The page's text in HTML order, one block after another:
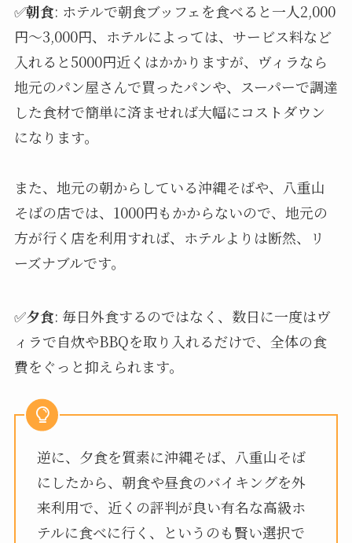
✅朝食: ホテルで朝食ブッフェを食べると一人2,000
円～3,000円、ホテルによっては、サービス料など
入れると5000円近くはかかりますが、ヴィラなら
地元のパン屋さんで買ったパンや、スーパーで調達
した食材で簡単に済ませれば大幅にコストダウン
になります。
また、地元の朝からしている沖縄そばや、八重山
そばの店では、1000円もかからないので、地元の
方が行く店を利用すれば、ホテルよりは断然、リ
ーズナブルです。
✅夕食: 毎日外食するのではなく、数日に一度はヴ
ィラで自炊やBBQを取り入れるだけで、全体の食
費をぐっと抑えられます。
逆に、夕食を質素に沖縄そば、八重山そば
にしたから、朝食や昼食のバイキングを外
来利用で、近くの評判が良い有名な高級ホ
テルに食べに行く、というのも賢い選択で